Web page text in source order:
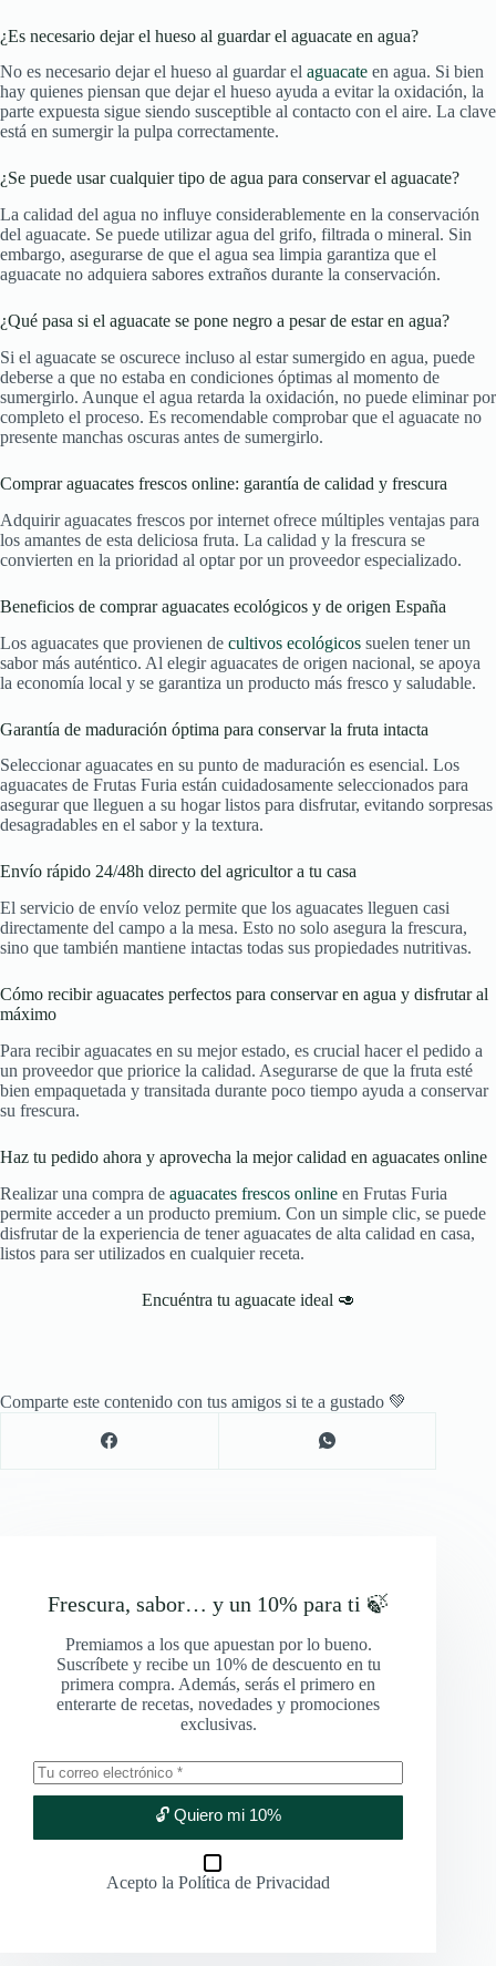
¿Es necesario dejar el hueso al guardar el aguacate en agua?
No es necesario dejar el hueso al guardar el aguacate en agua. Si bien
hay quienes piensan que dejar el hueso ayuda a evitar la oxidación, la
parte expuesta sigue siendo susceptible al contacto con el aire. La clave
está en sumergir la pulpa correctamente.
¿Se puede usar cualquier tipo de agua para conservar el aguacate?
La calidad del agua no influye considerablemente en la conservación
del aguacate. Se puede utilizar agua del grifo, filtrada o mineral. Sin
embargo, asegurarse de que el agua sea limpia garantiza que el
aguacate no adquiera sabores extraños durante la conservación.
¿Qué pasa si el aguacate se pone negro a pesar de estar en agua?
Si el aguacate se oscurece incluso al estar sumergido en agua, puede
deberse a que no estaba en condiciones óptimas al momento de
sumergirlo. Aunque el agua retarda la oxidación, no puede eliminar por
completo el proceso. Es recomendable comprobar que el aguacate no
presente manchas oscuras antes de sumergirlo.
Comprar aguacates frescos online: garantía de calidad y frescura
Adquirir aguacates frescos por internet ofrece múltiples ventajas para
los amantes de esta deliciosa fruta. La calidad y la frescura se
convierten en la prioridad al optar por un proveedor especializado.
Beneficios de comprar aguacates ecológicos y de origen España
Los aguacates que provienen de cultivos ecológicos suelen tener un
sabor más auténtico. Al elegir aguacates de origen nacional, se apoya
la economía local y se garantiza un producto más fresco y saludable.
Garantía de maduración óptima para conservar la fruta intacta
Seleccionar aguacates en su punto de maduración es esencial. Los
aguacates de Frutas Furia están cuidadosamente seleccionados para
asegurar que lleguen a su hogar listos para disfrutar, evitando sorpresas
desagradables en el sabor y la textura.
Envío rápido 24/48h directo del agricultor a tu casa
El servicio de envío veloz permite que los aguacates lleguen casi
directamente del campo a la mesa. Esto no solo asegura la frescura,
sino que también mantiene intactas todas sus propiedades nutritivas.
Cómo recibir aguacates perfectos para conservar en agua y disfrutar al
máximo
Para recibir aguacates en su mejor estado, es crucial hacer el pedido a
un proveedor que priorice la calidad. Asegurarse de que la fruta esté
bien empaquetada y transitada durante poco tiempo ayuda a conservar
su frescura.
Haz tu pedido ahora y aprovecha la mejor calidad en aguacates online
Realizar una compra de aguacates frescos online en Frutas Furia
permite acceder a un producto premium. Con un simple clic, se puede
disfrutar de la experiencia de tener aguacates de alta calidad en casa,
listos para ser utilizados en cualquier receta.
Encuéntra tu aguacate ideal 🥑
Comparte este contenido con tus amigos si te a gustado 💚
Frescura, sabor… y un 10% para ti 🍃
Premiamos a los que apuestan por lo bueno.
Suscríbete y recibe un 10% de descuento en tu
primera compra. Además, serás el primero en
enterarte de recetas, novedades y promociones
exclusivas.
🔓 Quiero mi 10%
Acepto laPolítica de Privacidad